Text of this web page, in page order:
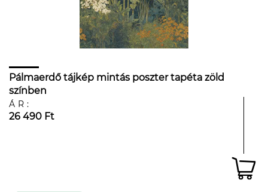
Pálmaerdő tájkép mintás poszter tapéta zöld
színben
ÁR:
26 490 Ft